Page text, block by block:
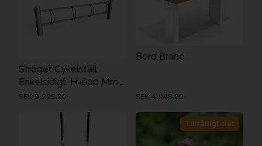
Ströget Cykelställ,
Enkelsidigt, H=600 Mm,
1
SEK 9,225.00
Bord Brahe
SEK 4,948.00
Tillfälligt slut